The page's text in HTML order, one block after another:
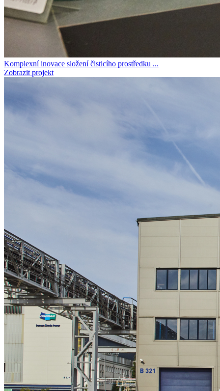
Komplexní inovace složení čisticího prostředku ...
Zobrazit projekt